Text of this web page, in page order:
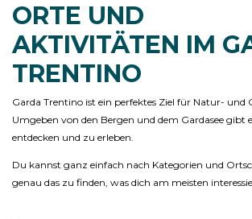
ORTE UND
AKTIVITÄTEN IM
TRENTINO
Garda Trentino ist ein perfektes Ziel für Natur- und
Umgeben von den Bergen und dem Gardasee gibt
entdecken und zu erleben.
Du kannst ganz einfach nach Kategorien und
genau das zu finden, was dich am meisten